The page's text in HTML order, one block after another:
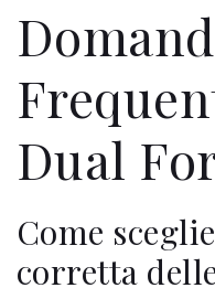
Dual
Come
corretta